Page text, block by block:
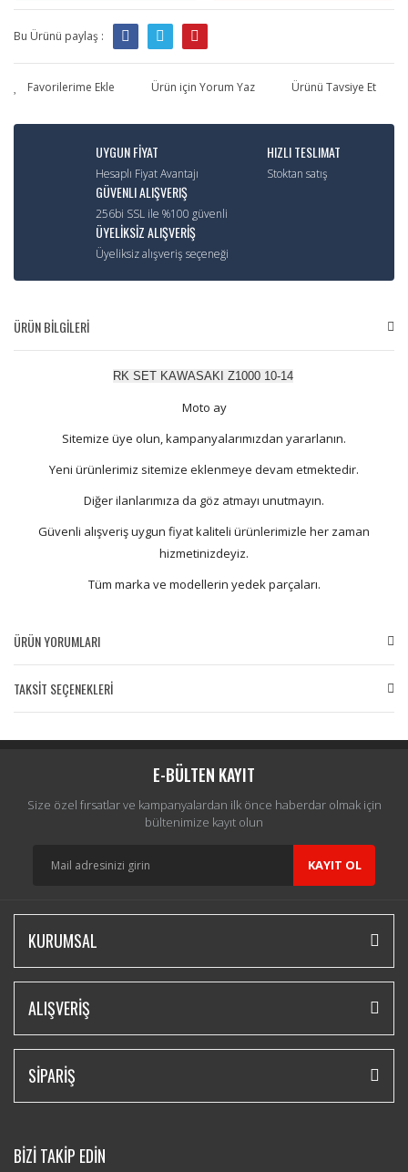
Bu Ürünü paylaş :
Ürün için Yorum Yaz Ürünü Tavsiye Et
UYGUN FİYAT
Hesaplı Fiyat Avantajı
HIZLI TESLIMAT
Stoktan satış
GÜVENLI ALIŞVERIŞ
256bi SSL ile %100 güvenli
ÜYELİKSİZ ALIŞVERİŞ
Üyeliksiz alışveriş seçeneği
ÜRÜN BİLGİLERİ
RK SET KAWASAKI Z1000 10-14
Moto ay
Sitemize üye olun, kampanyalarımızdan yararlanın.
Yeni ürünlerimiz sitemize eklenmeye devam etmektedir.
Diğer ilanlarımıza da göz atmayı unutmayın.
Güvenli alışveriş uygun fiyat kaliteli ürünlerimizle her zaman
hizmetinizdeyiz.
Tüm marka ve modellerin yedek parçaları.
ÜRÜN YORUMLARI
Yorum Yaz
TAKSİT SEÇENEKLERİ
E-BÜLTEN KAYIT
Size özel fırsatlar ve kampanyalardan ilk önce haberdar olmak için
bültenimize kayıt olun
KAYIT OL
KURUMSAL
ALIŞVERİŞ
SİPARİŞ
BİZİ TAKİP EDİN